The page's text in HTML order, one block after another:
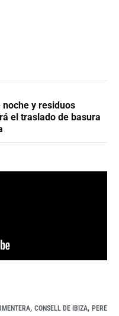
y residuos
el traslado de basura
, CONSELL DE IBIZA, PERE